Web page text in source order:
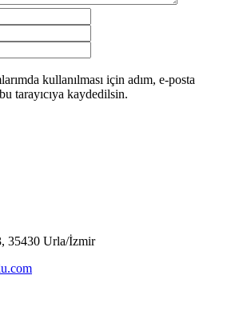
kullanılması için adım, e-posta
tarayıcıya kaydedilsin.
35430 Urla/İzmir